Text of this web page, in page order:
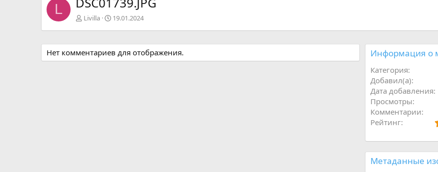
L
Livilla 19.01.2024
Нет комментариев для отображения. Информация о
Категория
Добавил(а)
Дата добавления
Просмотры
Комментарии
Рейтинг
Метаданные